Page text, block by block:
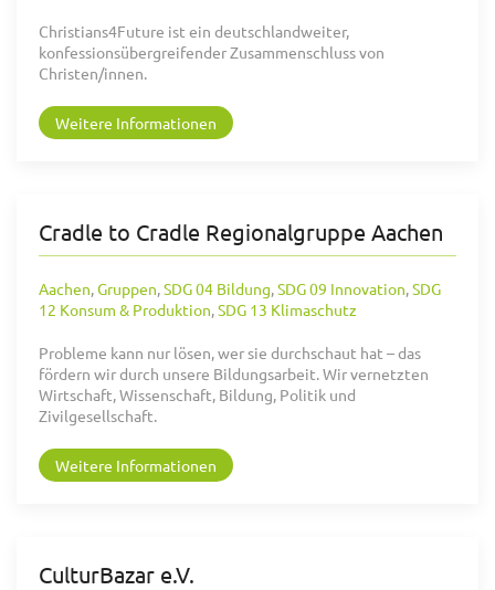
Christians4Future ist ein deutschlandweiter,
konfessionsübergreifender Zusammenschluss von
Christen/innen.
Weitere Informationen
Cradle to Cradle Regionalgruppe Aachen
Aachen,Gruppen,SDG 04 Bildung,SDG 09 Innovation,SDG
12 Konsum & Produktion,SDG 13 Klimaschutz
Probleme kann nur lösen, wer sie durchschaut hat – das
fördern wir durch unsere Bildungsarbeit. Wir vernetzten
Wirtschaft, Wissenschaft, Bildung, Politik und
Zivilgesellschaft.
Weitere Informationen
CulturBazar e.V.